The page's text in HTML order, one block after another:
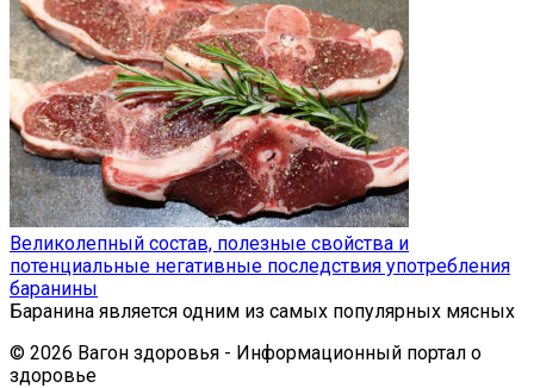
Великолепный состав, полезные свойства и
потенциальные негативные последствия употребления
баранины
Баранина является одним из самых популярных мясных
© 2026 Вагон здоровья - Информационный портал о
здоровье